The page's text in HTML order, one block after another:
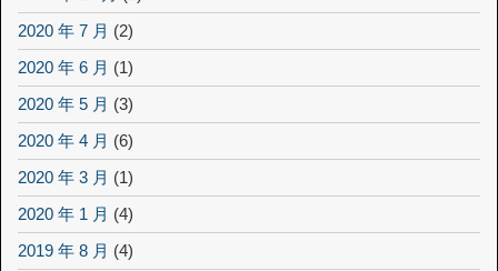
2020 年 7 月 (2)
2020 年 6 月 (1)
2020 年 5 月 (3)
2020 年 4 月 (6)
2020 年 3 月 (1)
2020 年 1 月 (4)
2019 年 8 月 (4)